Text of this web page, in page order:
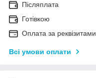
Післяплата
Готівкою
Оплата за реквізитами
Всі умови оплати